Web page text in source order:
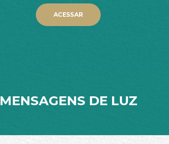
ACESSAR
MENSAGENS DE LUZ